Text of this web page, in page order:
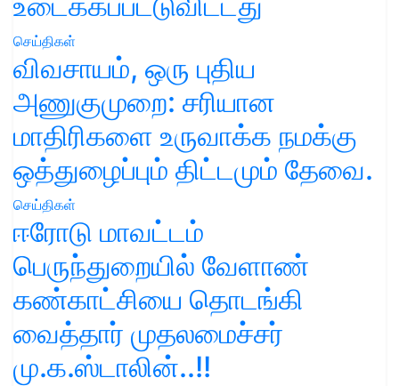
செய்திகள்
விவசாயம், ஒரு புதிய
அணுகுமுறை: சரியான
மாதிரிகளை உருவாக்க நமக்கு
ஒத்துழைப்பும் திட்டமும் தேவை.
செய்திகள்
ஈரோடு மாவட்டம்
பெருந்துறையில் வேளாண்
கண்காட்சியை தொடங்கி
வைத்தார் முதலமைச்சர்
மு.க.ஸ்டாலின்..!!